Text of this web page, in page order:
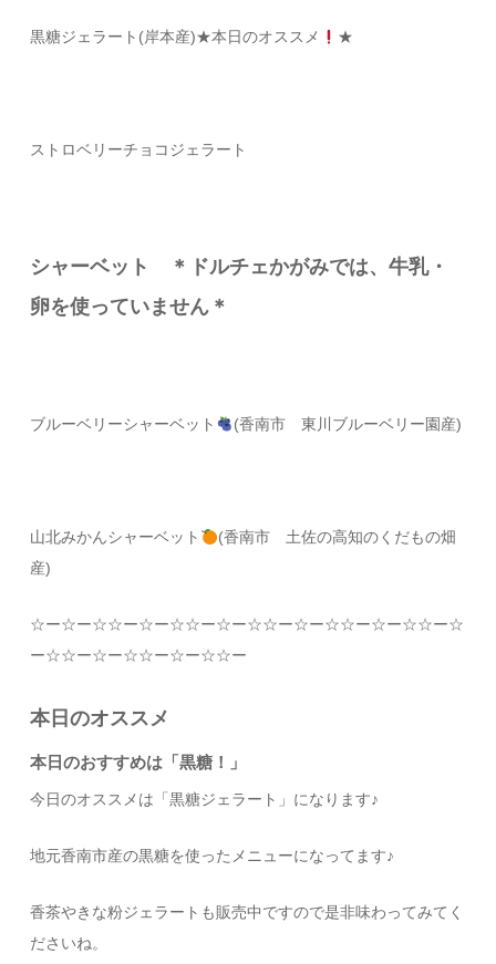
黒糖ジェラート(岸本産)★本日のオススメ ★
ストロベリーチョコジェラート
シャーベット ＊ドルチェかがみでは、牛乳・
卵を使っていません＊
ブルーベリーシャーベット (香南市 東川ブルーベリー園産)
山北みかんシャーベット
(香南市 土佐の高知のくだもの畑
産)
☆ー☆ー☆☆ー☆ー☆☆ー☆ー☆☆ー☆ー☆☆ー☆ー☆☆ー☆
ー☆☆ー☆ー☆☆ー☆ー☆☆ー
本日のオススメ
本日のおすすめは「黒糖！」
今日のオススメは「黒糖ジェラート」になります♪
地元香南市産の黒糖を使ったメニューになってます♪
香茶やきな粉ジェラートも販売中ですので是非味わってみてく
ださいね。